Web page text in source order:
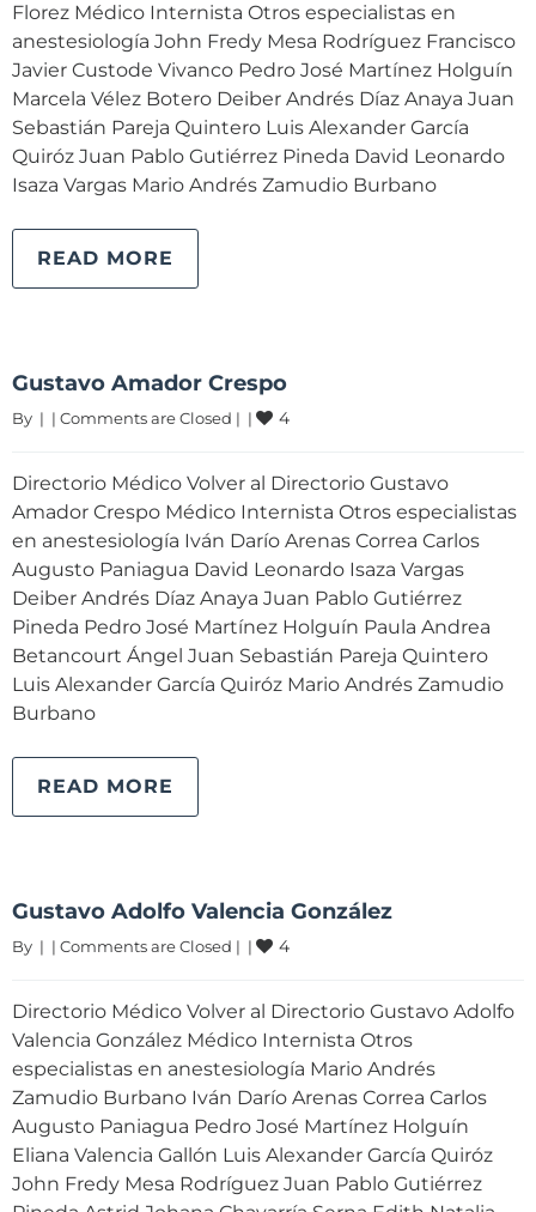
Florez Médico Internista Otros especialistas en
anestesiología John Fredy Mesa Rodríguez Francisco
Javier Custode Vivanco Pedro José Martínez Holguín
Marcela Vélez Botero Deiber Andrés Díaz Anaya Juan
Sebastián Pareja Quintero Luis Alexander García
Quiróz Juan Pablo Gutiérrez Pineda David Leonardo
Isaza Vargas Mario Andrés Zamudio Burbano
READ MORE
Gustavo Amador Crespo
By | | Comments are Closed | | 4
Directorio Médico Volver al Directorio Gustavo
Amador Crespo Médico Internista Otros especialistas
en anestesiología Iván Darío Arenas Correa Carlos
Augusto Paniagua David Leonardo Isaza Vargas
Deiber Andrés Díaz Anaya Juan Pablo Gutiérrez
Pineda Pedro José Martínez Holguín Paula Andrea
Betancourt Ángel Juan Sebastián Pareja Quintero
Luis Alexander García Quiróz Mario Andrés Zamudio
Burbano
READ MORE
Gustavo Adolfo Valencia González
By | | Comments are Closed | | 4
Directorio Médico Volver al Directorio Gustavo Adolfo
Valencia González Médico Internista Otros
especialistas en anestesiología Mario Andrés
Zamudio Burbano Iván Darío Arenas Correa Carlos
Augusto Paniagua Pedro José Martínez Holguín
Eliana Valencia Gallón Luis Alexander García Quiróz
John Fredy Mesa Rodríguez Juan Pablo Gutiérrez